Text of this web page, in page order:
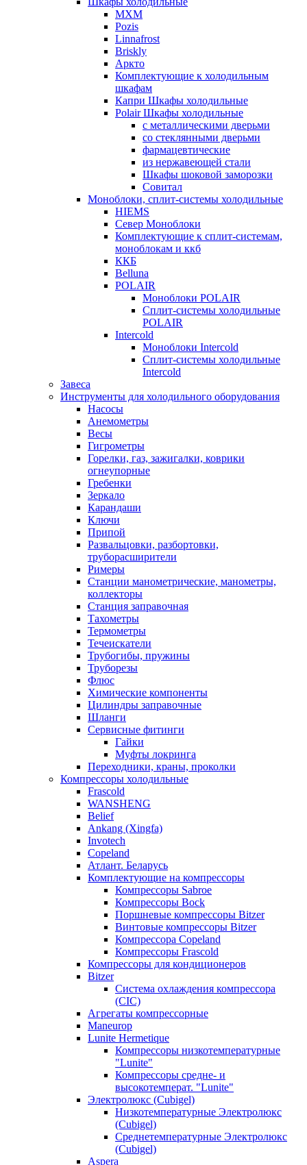
МХМ
Pozis
Linnafrost
Briskly
Аркто
Комплектующие к холодильным
шкафам
Капри Шкафы холодильные
Polair Шкафы холодильные
с металлическими дверьми
со стеклянными дверьми
фармацевтические
из нержавеющей стали
Шкафы шоковой заморозки
Совитал
Моноблоки, сплит-системы холодильные
HIEMS
Север Моноблоки
Комплектующие к сплит-системам,
моноблокам и ккб
ККБ
Belluna
POLAIR
Моноблоки POLAIR
Сплит-системы холодильные
POLAIR
Intercold
Моноблоки Intercold
Сплит-системы холодильные
Intercold
Завеса
Инструменты для холодильного оборудования
Насосы
Анемометры
Весы
Гигрометры
Горелки, газ, зажигалки, коврики
огнеупорные
Гребенки
Зеркало
Карандаши
Ключи
Припой
Развальцовки, разбортовки,
труборасширители
Римеры
Станции манометрические, манометры,
коллекторы
Станция заправочная
Тахометры
Термометры
Течеискатели
Трубогибы, пружины
Труборезы
Флюс
Химические компоненты
Цилиндры заправочные
Шланги
Сервисные фитинги
Гайки
Муфты локринга
Переходники, краны, проколки
Компрессоры холодильные
Frascold
WANSHENG
Belief
Ankang (Xingfa)
Invotech
Copeland
Атлант. Беларусь
Комплектующие на компрессоры
Компрессоры Sabroe
Компрессоры Bock
Поршневые компрессоры Bitzer
Винтовые компрессоры Bitzer
Компрессора Copeland
Компрессоры Frascold
Компрессоры для кондиционеров
Bitzer
Система охлаждения компрессора
(CIC)
Агрегаты компрессорные
Maneurop
Lunite Hermetique
Компрессоры низкотемпературные
"Lunite"
Компрессоры средне- и
высокотемперат. "Lunite"
Электролюкс (Cubigel)
Низкотемпературные Электролюкс
(Cubigel)
Среднетемпературные Электролюкс
(Cubigel)
Aspera